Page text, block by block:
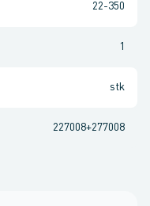
22-350
1
stk
227008+277008